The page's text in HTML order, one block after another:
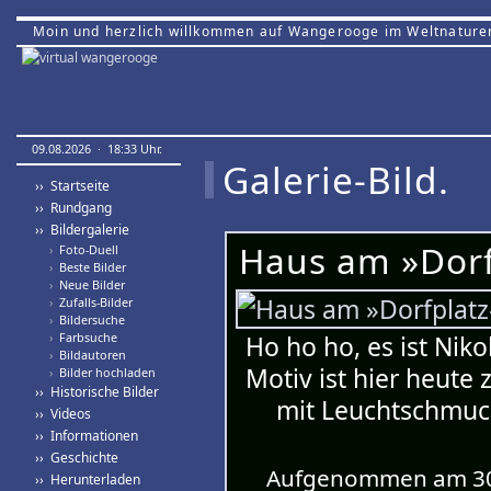
Moin und herzlich willkommen auf Wangerooge im
09.08.2026 · 18:33 Uhr.
›› Startseite
›› Rundgang
›› Bildergalerie
› Foto-Duell
› Beste Bilder
› Neue Bilder
› Zufalls-Bilder
› Bildersuche
› Farbsuche
› Bildautoren
› Bilder hochladen
›› Historische Bilder
›› Videos
›› Informationen
›› Geschichte
›› Herunterladen
Galerie-Bild.
Haus am
Ho ho ho, es ist
Motiv ist hier heute
mit
Aufgenommen am